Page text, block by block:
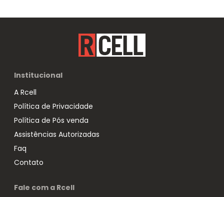
Institucional
A Rcell
Política de Privacidade
Política de Pós venda
Assistências Autorizadas
Faq
Contato
Fale com a Rcell